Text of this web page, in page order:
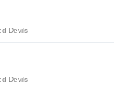
Devils
Devils